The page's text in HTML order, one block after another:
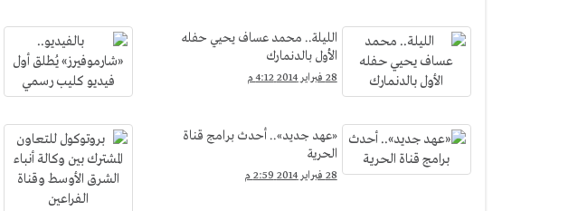
الليلة.. محمد عساف يحيي حفله
الأول بالدنمارك
28 فبراير 2014 4:12 م
«عهد جديد».. أحدث برامج قناة
الحرية
28 فبراير 2014 2:59 م